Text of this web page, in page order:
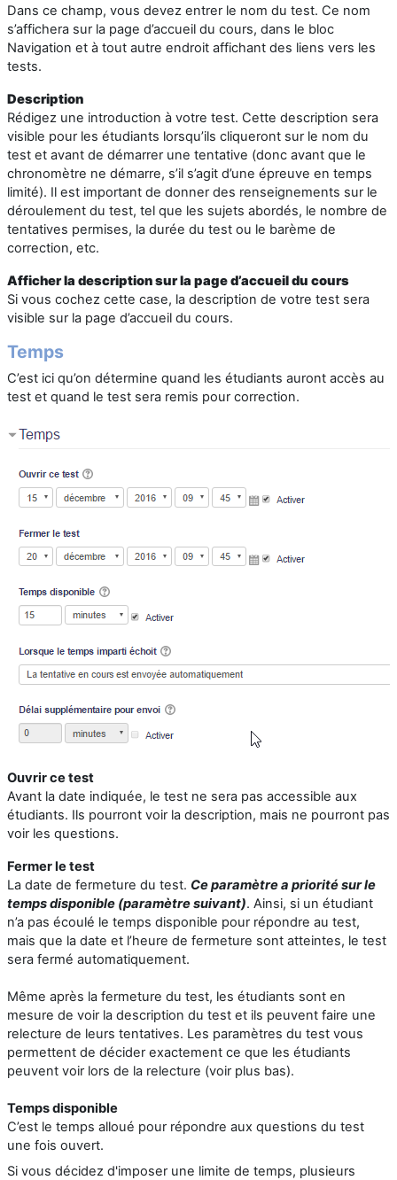
Dans ce champ, vous devez entrer le nom du test. Ce nom
s’affichera sur la page d’accueil du cours, dans le bloc
Navigation et à tout autre endroit affichant des liens vers les
tests.
Description
Rédigez une introduction à votre test. Cette description sera
visible pour les étudiants lorsqu’ils cliqueront sur le nom du
test et avant de démarrer une tentative (donc avant que le
chronomètre ne démarre, s’il s’agit d’une épreuve en temps
limité). Il est important de donner des renseignements sur le
déroulement du test, tel que les sujets abordés, le nombre de
tentatives permises, la durée du test ou le barème de
correction, etc.
Afficher la description sur la page d’accueil du cours
Si vous cochez cette case, la description de votre test sera
visible sur la page d’accueil du cours.
Temps
C’est ici qu’on détermine quand les étudiants auront accès au
test et quand le test sera remis pour correction.
Ouvrir ce test
Avant la date indiquée, le test ne sera pas accessible aux
étudiants. Ils pourront voir la description, mais ne pourront pas
voir les questions.
Fermer le test
La date de fermeture du test. Ce paramètre a priorité sur le
temps disponible (paramètre suivant). Ainsi, si un étudiant
n’a pas écoulé le temps disponible pour répondre au test,
mais que la date et l’heure de fermeture sont atteintes, le test
sera fermé automatiquement.
Même après la fermeture du test, les étudiants sont en
mesure de voir la description du test et ils peuvent faire une
relecture de leurs tentatives. Les paramètres du test vous
permettent de décider exactement ce que les étudiants
peuvent voir lors de la relecture (voir plus bas).
Temps disponible
C’est le temps alloué pour répondre aux questions du test
une fois ouvert.
Si vous décidez d'imposer une limite de temps, plusieurs